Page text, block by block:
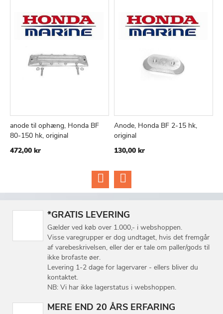
Læg i kurv SAMMENLIGN
anode til ophæng, Honda BF
80-150 hk, original
472,00 kr
Læg i kurv
TILFØJ
Anode, Honda BF 2-15 hk,
original
130,00 kr
*GRATIS LEVERING
Gælder ved køb over 1.000,- i webshoppen.
Visse varegrupper er dog undtaget, hvis det fremgår
af varebeskrivelsen, eller der er tale om paller/gods til
ikke brofaste øer.
Levering 1-2 dage for lagervarer - ellers bliver du
kontaktet.
NB: Vi har ikke lagerstatus i webshoppen.
MERE END 20 ÅRS ERFARING